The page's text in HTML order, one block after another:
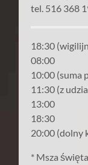
tel. 516 368
18:30
08:00
10:00 (suma
11:30 (z
13:00
18:30
20:00 (dolny
* Msza